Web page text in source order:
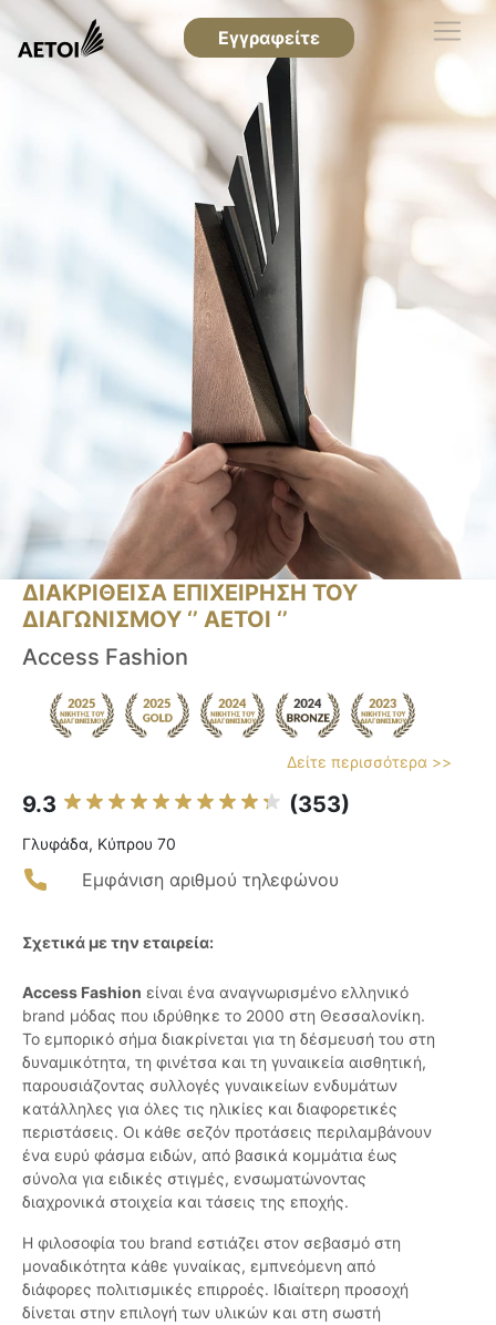
Εγγραφείτε
ΔΙΑΚΡΙΘΕΙΣΑ ΕΠΙΧΕΙΡΗΣΗ ΤΟΥ
ΔΙΑΓΩΝΙΣΜΟΥ ‘’ ΑΕΤΟΙ ‘’
Access Fashion
Δείτε περισσότερα >>
9.3 (353)
Γλυφάδα, Κύπρου 70
Εμφάνιση αριθμού τηλεφώνου
Σχετικά με την εταιρεία:
Access Fashion είναι ένα αναγνωρισμένο ελληνικό
brand μόδας που ιδρύθηκε το 2000 στη Θεσσαλονίκη.
Το εμπορικό σήμα διακρίνεται για τη δέσμευσή του στη
δυναμικότητα, τη φινέτσα και τη γυναικεία αισθητική,
παρουσιάζοντας συλλογές γυναικείων ενδυμάτων
κατάλληλες για όλες τις ηλικίες και διαφορετικές
περιστάσεις. Οι κάθε σεζόν προτάσεις περιλαμβάνουν
ένα ευρύ φάσμα ειδών, από βασικά κομμάτια έως
σύνολα για ειδικές στιγμές, ενσωματώνοντας
διαχρονικά στοιχεία και τάσεις της εποχής.
Η φιλοσοφία του brand εστιάζει στον σεβασμό στη
μοναδικότητα κάθε γυναίκας, εμπνεόμενη από
διάφορες πολιτισμικές επιρροές. Ιδιαίτερη προσοχή
δίνεται στην επιλογή των υλικών και στη σωστή